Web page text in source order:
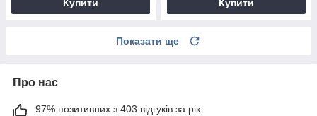
Купити Купити
Показати ще
Про нас
97% позитивних з 403 відгуків за рік